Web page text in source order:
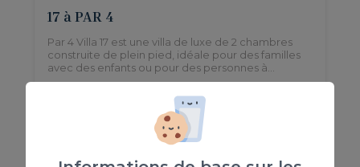
17 à PAR 4
Par 4 Villa 17 est une villa de luxe de 2 chambres
construite de plein pied, idéale pour des familles
avec des enfants ou pour des personnes à
mobillité reduite. Très calme et bien située.
2